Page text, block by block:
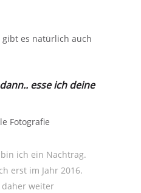
es natürlich auch
esse ich deine
Fotografie
ich ein Nachtrag.
erst im Jahr 2016.
daher weiter